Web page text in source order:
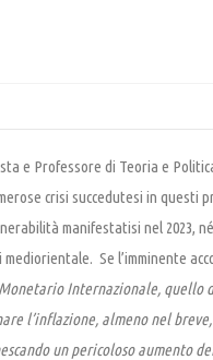
e Professore di Teoria e
crisi succedutesi in questi
manifestatisi nel 2023,
Se l’imminente
Internazionale, quello
l’inflazione, almeno nel
un pericoloso aumento